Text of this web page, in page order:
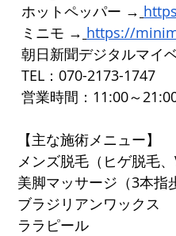
ホットペッパー →
ミニモ → https://
朝日新聞デジタルマイ
TEL：070-2173-1747
営業時間：11:00～
【主な施術メニュー】
メンズ脱毛（ヒゲ脱毛
美脚マッサージ（3本指
ブラジリアンワックス
ララピール